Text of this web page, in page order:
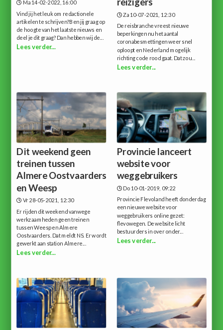
Ma 14-02-2022, 16:00
Vind jij het leuk om redactionele
artikelen te schrijven?Ben jij graag op
de hoogte van het laatste nieuws en
deel je dit graag? Dan hebben wij de...
Lees verder...
Za 10-07-2021, 12:30
De reisbranche vreest nieuwe
beperkingen nu het aantal
coronabesmettingen weer snel
oploopt en Nederland mogelijk
richting code rood gaat. Dat zou...
Lees verder...
Dit weekend geen
treinen tussen
Almere Oostvaarders
en Weesp
Vr 28-05-2021, 12:30
Er rijden dit weekend vanwege
werkzaamheden geen treinen
tussen Weesp en Almere
Oostvaarders. Dat meldt NS. Er wordt
gewerkt aan station Almere...
Lees verder...
Provincie lanceert
website voor
weggebruikers
Do 10-01-2019, 09:22
Provincie Flevoland heeft donderdag
een nieuwe website voor
weggebruikers online gezet:
flevowegen. De website licht
bestuurders in over onder...
Lees verder...